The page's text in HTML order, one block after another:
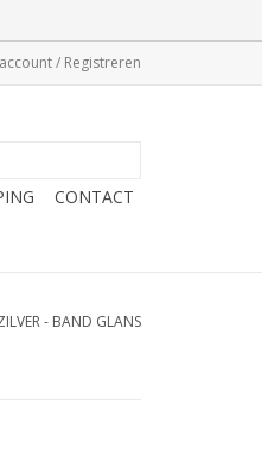
/ Registreren
CONTACT
- BAND GLANS